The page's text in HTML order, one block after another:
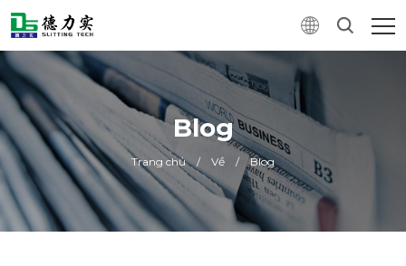
Blog
Trang chủ / Về / Blog